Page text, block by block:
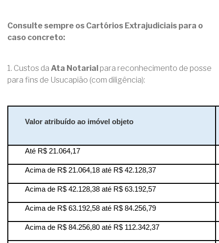
Consulte sempre os Cartórios Extrajudiciais para o
caso concreto:
1. Custos da Ata Notarial para reconhecimento de posse
para fins de Usucapião (com diligência):
Valor atribuído ao imóvel objeto
Até R$ 21.064,17
Acima de R$ 21.064,18 até R$ 42.128,37
Acima de R$ 42.128,38 até R$ 63.192,57
Acima de R$ 63.192,58 até R$ 84.256,79
Acima de R$ 84.256,80 até R$ 112.342,37